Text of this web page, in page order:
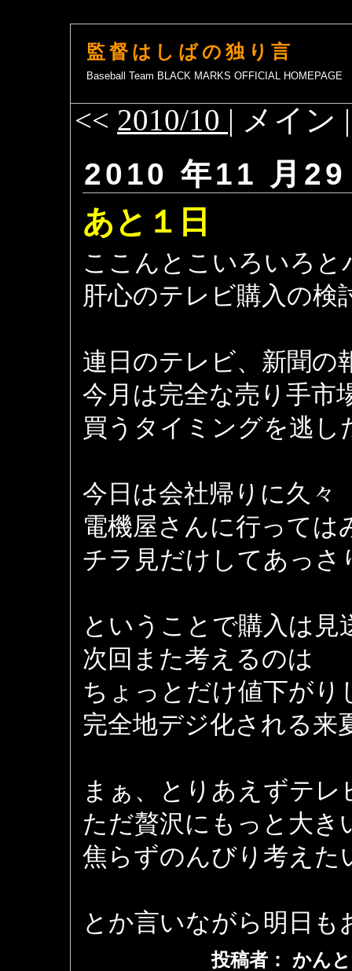
監督はしばの独り言
Baseball Team BLACK MARKS OFFICIAL HOMEPAGE
<< 2010/10 | メイン
2010 年11 月
あと１日
ここんとこいろいろ
肝心のテレビ購入の検
連日のテレビ、新聞の
今月は完全な売り手市
買うタイミングを逃し
今日は会社帰りに久々
電機屋さんに行っては
チラ見だけしてあっさ
ということで購入は見
次回また考えるのは
ちょっとだけ値下がり
完全地デジ化される来
まぁ、とりあえずテ
ただ贅沢にもっと大
焦らずのんびり考えた
とか言いながら明日も
投稿者： かん